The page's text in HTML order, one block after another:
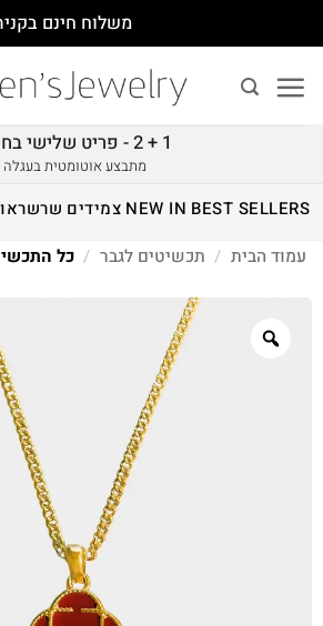
משלוח חינם
1 + 2 - פריט שלישי בחינם
מתבצע אוטומטית בעגלה
BEST SELLERS
NEW IN צמידים
עמוד הבית
/ תכשיטים לגבר / כל
Zoom